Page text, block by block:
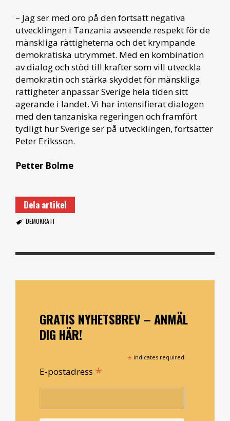
– Jag ser med oro på den fortsatt negativa
utvecklingen i Tanzania avseende respekt för de
mänskliga rättigheterna och det krympande
demokratiska utrymmet. Med en kombination
av dialog och stöd till krafter som vill utveckla
demokratin och stärka skyddet för mänskliga
rättigheter anpassar Sverige hela tiden sitt
agerande i landet. Vi har intensifierat dialogen
med den tanzaniska regeringen och framfört
tydligt hur Sverige ser på utvecklingen, fortsätter
Peter Eriksson.
Petter Bolme
Dela artikel
DEMOKRATI
GRATIS NYHETSBREV – ANMÄL
DIG HÄR!
* indicates required
E-postadress *